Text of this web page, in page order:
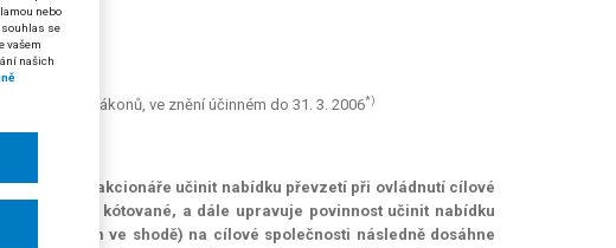
dalších zákonů, ve znění účinném do 31. 3. 2006*)
povinnost akcionáře učinit nabídku převzetí při ovládnutí cílové
jsou kótované, a dále upravuje povinnost učinit nabídku
s ním ve shodě) na cílové společnosti následně dosáhne
nebo
souhlas se
vašem
našich